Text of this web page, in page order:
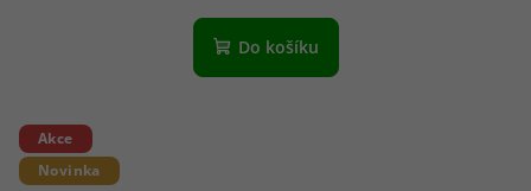
Do košíku
Akce
Novinka